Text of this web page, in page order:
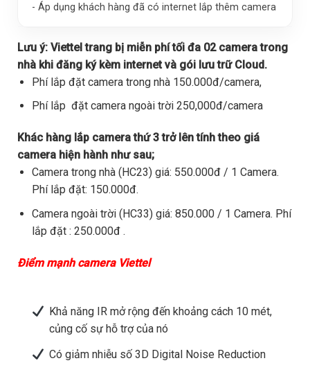
- Áp dụng khách hàng đã có internet lắp thêm camera
Lưu ý: Viettel trang bị miễn phí tối đa 02 camera trong
nhà khi đăng ký kèm internet và gói lưu trữ Cloud.
Phí lắp đặt camera trong nhà 150.000đ/camera,
Phí lắp đặt camera ngoài trời 250,000đ/camera
Khác hàng lắp camera thứ 3 trở lên tính theo giá
camera hiện hành như sau;
Camera trong nhà (HC23) giá: 550.000đ / 1 Camera.
Phí lắp đặt: 150.000đ.
Camera ngoài trời (HC33) giá: 850.000 / 1 Camera. Phí
lắp đặt : 250.000đ .
Điểm mạnh camera Viettel
Khả năng IR mở rộng đến khoảng cách 10 mét,
củng cố sự hỗ trợ của nó
Có giảm nhiễu số 3D Digital Noise Reduction